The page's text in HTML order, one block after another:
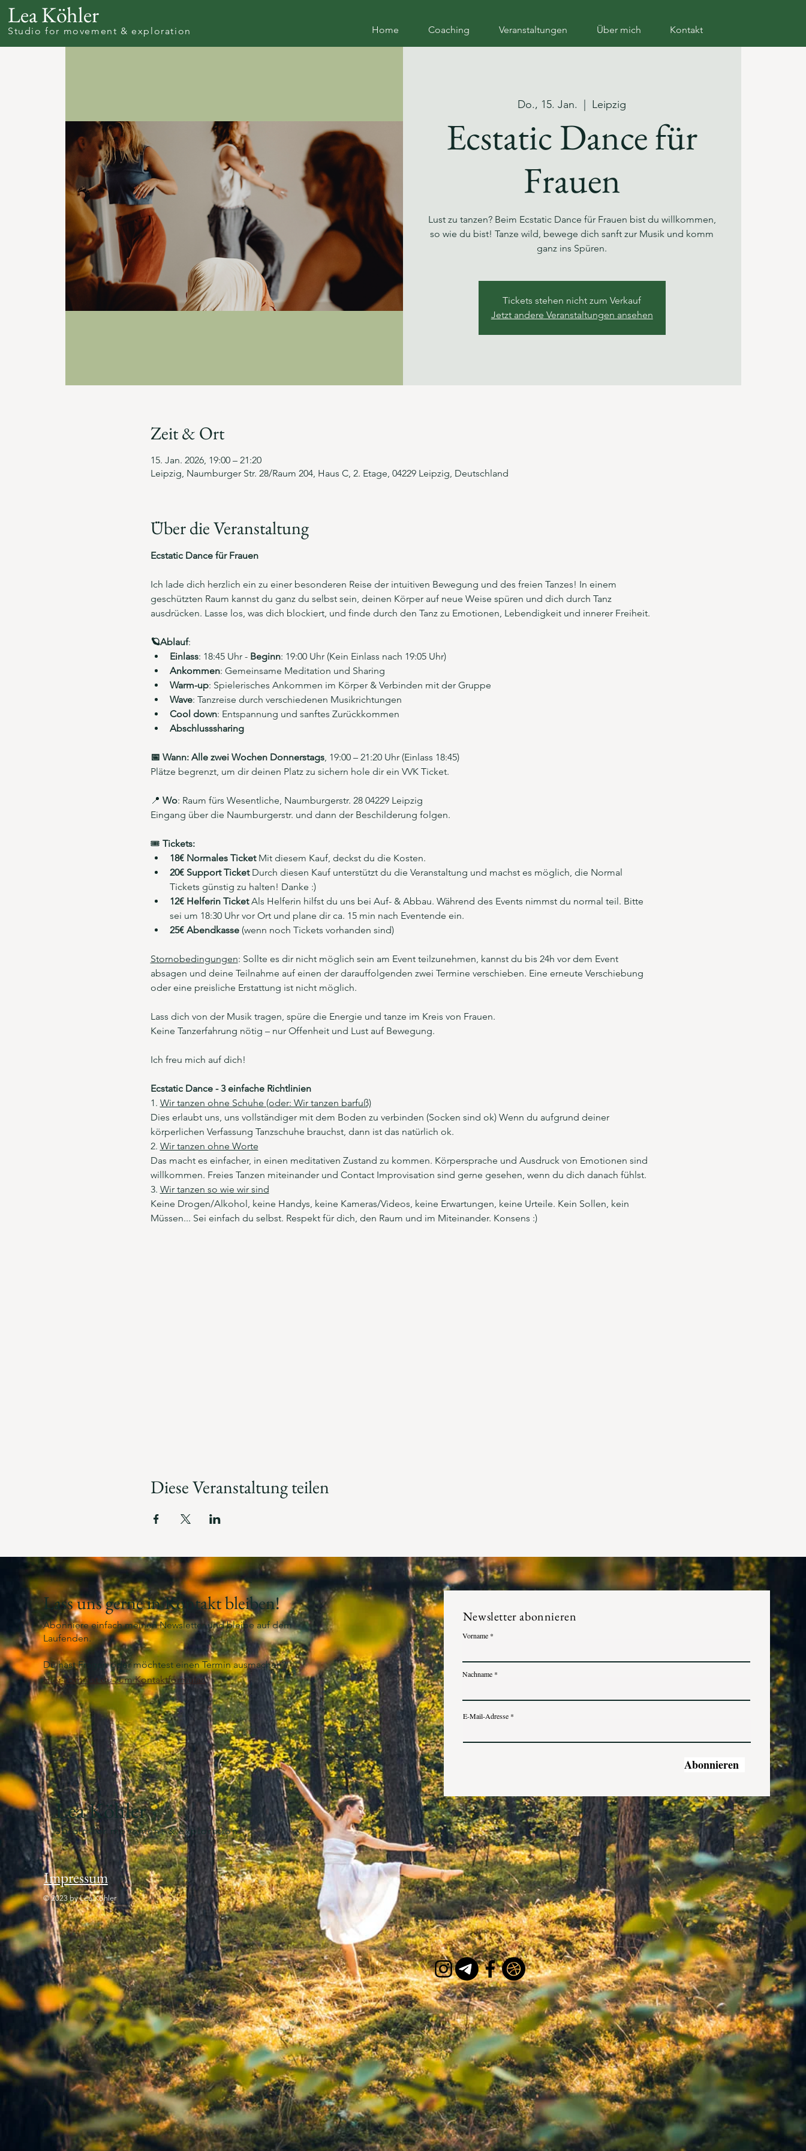
Lea Köhler
Studio for movement & exploration Home Coaching Veranstaltungen Über mich Kontakt
Do., 15. Jan. Leipzig
Ecstatic Dance für
Frauen
Lust zu tanzen? Beim Ecstatic Dance für Frauen bist du willkommen,
so wie du bist! Tanze wild, bewege dich sanft zur Musik und komm
ganz ins Spüren.
Tickets stehen nicht zum Verkauf
Jetzt andere Veranstaltungen ansehen
Zeit & Ort
15. Jan. 2026, 19:00 – 21:20
Leipzig, Naumburger Str. 28/Raum 204, Haus C, 2. Etage, 04229 Leipzig, Deutschland
Über die Veranstaltung
Ecstatic Dance für Frauen
Ich lade dich herzlich ein zu einer besonderen Reise der intuitiven Bewegung und des freien Tanzes! In einem
geschützten Raum kannst du ganz du selbst sein, deinen Körper auf neue Weise spüren und dich durch Tanz
ausdrücken. Lasse los, was dich blockiert, und finde durch den Tanz zu Emotionen, Lebendigkeit und innerer Freiheit.
🪐Ablauf:
Einlass: 18:45 Uhr - Beginn: 19:00 Uhr (Kein Einlass nach 19:05 Uhr)
Ankommen: Gemeinsame Meditation und Sharing
Warm-up: Spielerisches Ankommen im Körper & Verbinden mit der Gruppe
Wave: Tanzreise durch verschiedenen Musikrichtungen
Cool down: Entspannung und sanftes Zurückkommen
Abschlusssharing
📅 Wann: Alle zwei Wochen Donnerstags, 19:00 – 21:20 Uhr (Einlass 18:45)
Plätze begrenzt, um dir deinen Platz zu sichern hole dir ein VVK Ticket.
📍 Wo: Raum fürs Wesentliche, Naumburgerstr. 28 04229 Leipzig
Eingang über die Naumburgerstr. und dann der Beschilderung folgen.
🎟️ Tickets:
18€ Normales Ticket Mit diesem Kauf, deckst du die Kosten.
20€ Support Ticket Durch diesen Kauf unterstützt du die Veranstaltung und machst es möglich, die Normal
Tickets günstig zu halten! Danke :)
12€ Helferin Ticket Als Helferin hilfst du uns bei Auf- & Abbau. Während des Events nimmst du normal teil. Bitte
sei um 18:30 Uhr vor Ort und plane dir ca. 15 min nach Eventende ein.
25€ Abendkasse (wenn noch Tickets vorhanden sind)
Stornobedingungen: Sollte es dir nicht möglich sein am Event teilzunehmen, kannst du bis 24h vor dem Event
absagen und deine Teilnahme auf einen der darauffolgenden zwei Termine verschieben. Eine erneute Verschiebung
oder eine preisliche Erstattung ist nicht möglich.
Lass dich von der Musik tragen, spüre die Energie und tanze im Kreis von Frauen.
Keine Tanzerfahrung nötig – nur Offenheit und Lust auf Bewegung.
Ich freu mich auf dich!
Ecstatic Dance - 3 einfache Richtlinien
1. Wir tanzen ohne Schuhe (oder: Wir tanzen barfuß)
Dies erlaubt uns, uns vollständiger mit dem Boden zu verbinden (Socken sind ok) Wenn du aufgrund deiner
körperlichen Verfassung Tanzschuhe brauchst, dann ist das natürlich ok.
2. Wir tanzen ohne Worte
Das macht es einfacher, in einen meditativen Zustand zu kommen. Körpersprache und Ausdruck von Emotionen sind
willkommen. Freies Tanzen miteinander und Contact Improvisation sind gerne gesehen, wenn du dich danach fühlst.
3. Wir tanzen so wie wir sind
Keine Drogen/Alkohol, keine Handys, keine Kameras/Videos, keine Erwartungen, keine Urteile. Kein Sollen, kein
Müssen... Sei einfach du selbst. Respekt für dich, den Raum und im Miteinander. Konsens :)
Diese Veranstaltung teilen
Lass uns gerne in Kontakt bleiben!
Abonniere einfach meinen Newsletter und bleibe auf dem
Laufenden.
Du hast Fragen oder möchtest einen Termin ausmachen?
Hier kommst du zum Kontaktformular.
Lea Köhler
Studio for movement & exploration
Impressum
© 2023 by Lea Köhler
Newsletter abonnieren
Vorname
Nachname
E-Mail-Adresse
Abonnieren